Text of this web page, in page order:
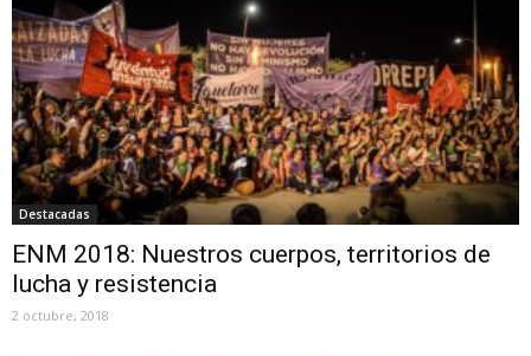
Destacadas
ENM 2018: Nuestros cuerpos, territorios de
lucha y resistencia
2 octubre, 2018